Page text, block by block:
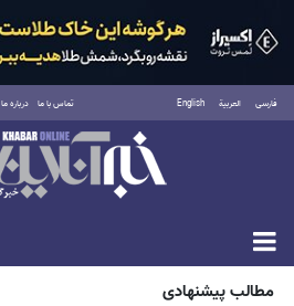
فارسی العربية English تماس با ما درباره ما
جمعه ۱۶ مرداد ۱۴۰۵
مطالب پیشنهادی